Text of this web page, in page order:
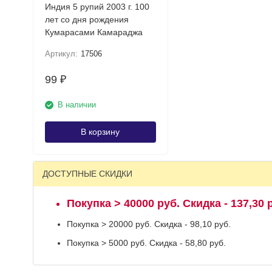
Индия 5 рупий 2003 г. 100
лет со дня рождения
Кумарасами Камараджа
Артикул: 17506
99 ₽
В наличии
В корзину
ДОСТУПНЫЕ СКИДКИ
Покупка > 40000 руб. Скидка - 137,30
Покупка > 20000 руб. Скидка - 98,10 руб.
Покупка > 5000 руб. Скидка - 58,80 руб.